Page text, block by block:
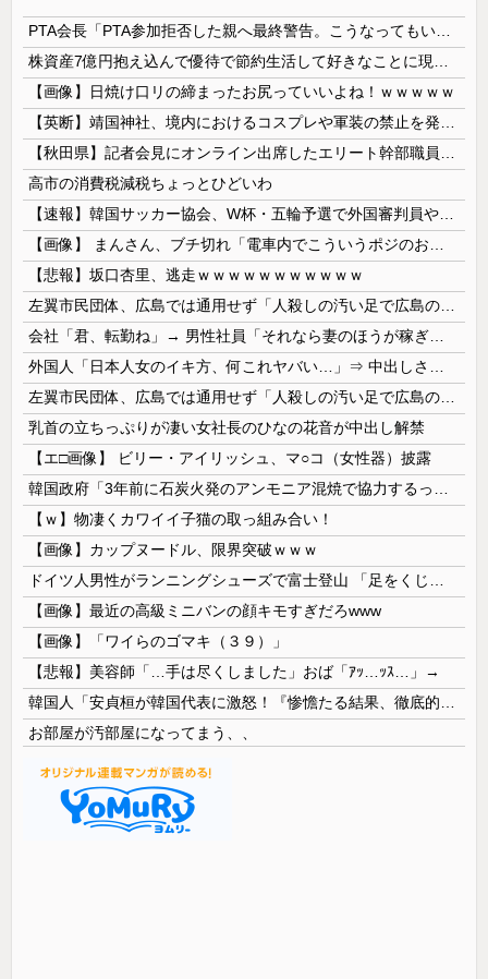
【画像】日焼け口リの締まったお尻っていいよね！ｗｗｗｗｗ
高市の消費税減税ちょっとひどいわ
【悲報】坂口杏里、逃走ｗｗｗｗｗｗｗｗｗｗｗ
乳首の立ちっぷりが凄い女社長のひなの花音が中出し解禁
【エ□画像】 ビリー・アイリッシュ、マ○コ（女性器）披露
【ｗ】物凄くカワイイ子猫の取っ組み合い！
【画像】カップヌードル、限界突破ｗｗｗ
【画像】最近の高級ミニバンの顔キモすぎだろwww
【画像】「ワイらのゴマキ（３９）」
【悲報】美容師「…手は尽くしました」おば「ｱｯ…ｯｽ…」→
お部屋が汚部屋になってまう、、